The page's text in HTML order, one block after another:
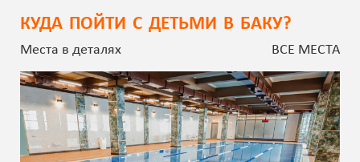
КУДА ПОЙТИ С ДЕТЬМИ В БАКУ?
Места в деталях ВСЕ МЕСТА